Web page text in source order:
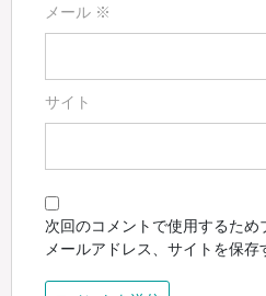
メール ※
サイト
次回のコメントで使用するため
メールアドレス、サイトを保存